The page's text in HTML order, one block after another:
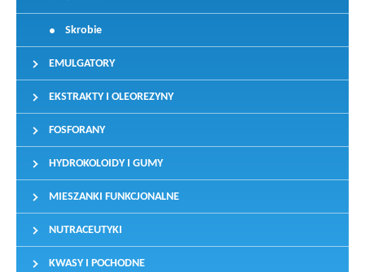
Skrobie
EMULGATORY
EKSTRAKTY I OLEOREZYNY
FOSFORANY
HYDROKOLOIDY I GUMY
MIESZANKI FUNKCJONALNE
NUTRACEUTYKI
KWASY I POCHODNE